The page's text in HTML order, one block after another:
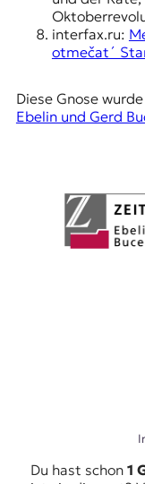
interfax.ru:
otmečat´
Diese Gnose
Ebelin und Gerd
Du hast schon 1